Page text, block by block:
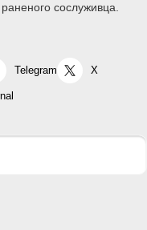
сослуживца.
Telegram X